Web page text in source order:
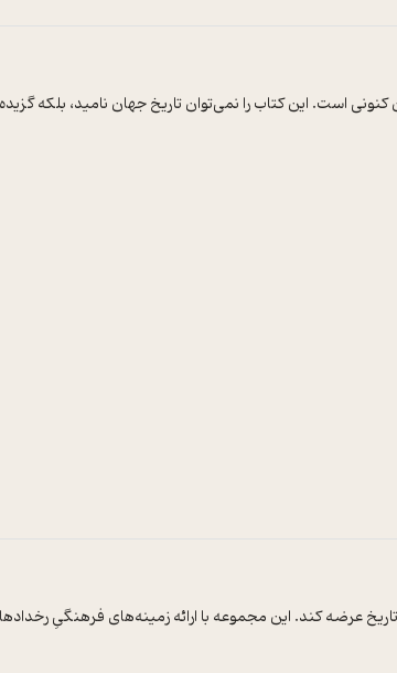
است. این کتاب را نمی‌توان تاریخ جهان نامید، بلکه
عرضه‌ کند. این‌ مجموعه‌ با ارائه‌ زمینه‌های‌ فرهنگیِ